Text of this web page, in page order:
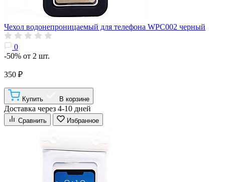
Чехол водонепроницаемый для телефона WPC002 черный
0
-50% от 2 шт.
350 ₽
Купить В корзине
Доставка через 4-10 дней
Сравнить Избранное